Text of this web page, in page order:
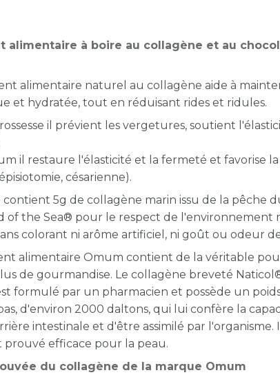
alimentaire à boire au collagène et au
alimentaire naturel au collagène aide à
et hydratée, tout en réduisant rides et ridules.
il prévient les vergetures, soutient
il restaure l'élasticité et la fermeté et favorise la
césarienne).
contient 5g de collagène marin issu de la pêche
of the Sea® pour le respect de l'environnement
colorant ni arôme artificiel, ni goût ou odeur
alimentaire Omum contient de la véritable
de gourmandise. Le collagène breveté
formulé par un pharmacien et possède un
d'environ 2000 daltons, qui lui confère la
intestinale et d'être assimilé par l'organisme.
efficace pour la peau.
du collagène de la marque Omum